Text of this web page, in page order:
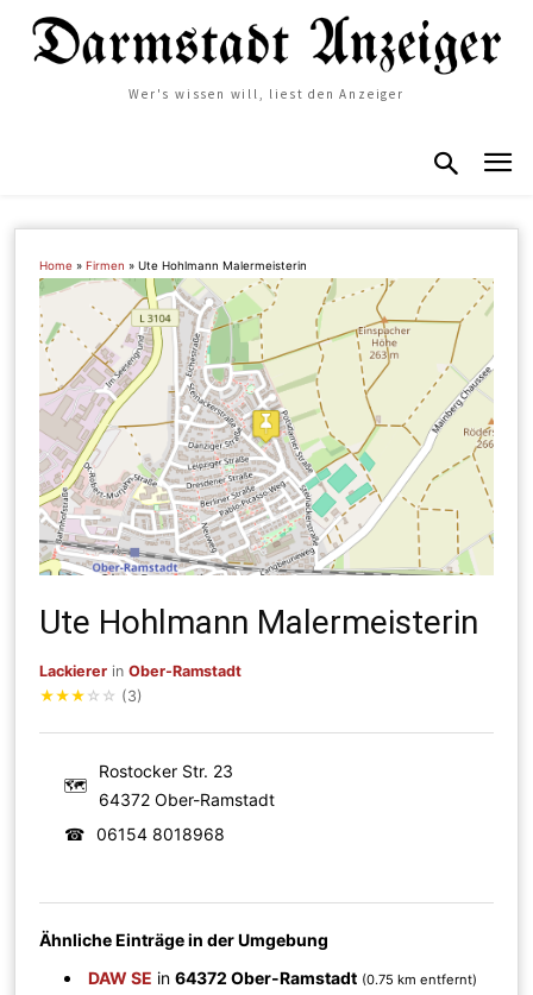
Wer's wissen will, liest den Anzeiger
Home »Firmen »Ute Hohlmann Malermeisterin
Ute Hohlmann Malermeisterin
Lackierer inOber-Ramstadt
★★★ ☆ ☆ (3)
🗺
Rostocker Str. 23
64372 Ober-Ramstadt
☎
06154 8018968
Ähnliche Einträge in der Umgebung
DAW SE in64372 Ober-Ramstadt (0.75 km entfernt)